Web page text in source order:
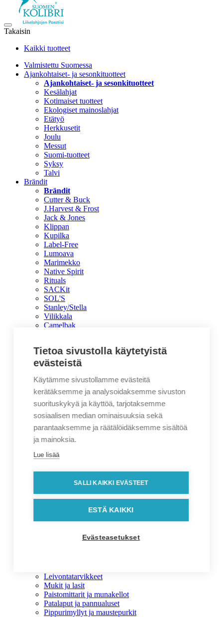
Takaisin
Kaikki tuotteet
Valmistettu Suomessa
Ajankohtaiset- ja sesonkituotteet
Ajankohtaiset- ja sesonkituotteet
Kesälahjat
Kotimaiset tuotteet
Ekologiset mainoslahjat
Etätyö
Herkkusetit
Joulu
Messut
Suomi-tuotteet
Syksy
Talvi
Brändit
Brändit
Cutter & Buck
J.Harvest & Frost
Jack & Jones
Klippan
Kupilka
Label-Free
Lumoava
Marimekko
Native Spirit
Rituals
SACKit
SOL'S
Stanley/Stella
Vilikkala
Camelbak
Craft
Dorre
Firephant
Fiskars
Arabia
Iittala
ID Identity
Jalo Helsinki
Leatherman
Matterhorn
Neutral
Printer
Keittiötarvikkeet
Aterimet ja ottimet
Ensiapulaukut ja -tarvikkeet
Grillaustarvikkeet
Leivontatarvikkeet
Mukit ja lasit
Paistomittarit ja munakellot
Patalaput ja pannualuset
Pippurimyllyt ja maustepurkit
Tietoa sivustolla käytetyistä
evästeistä
Käytämme sivustollamme evästeitä
kerätäksemme ja analysoidaksemme sivuston
suorituskykyä ja käyttöä, tarjotaksemme
sosiaalisen median ominaisuuksia sekä
parantaaksemme ja räätälöidäksemme sisältöä
ja mainoksia.
Lue lisää
SALLI KAIKKI EVÄSTEET
ESTÄ KAIKKI
Evästeasetukset